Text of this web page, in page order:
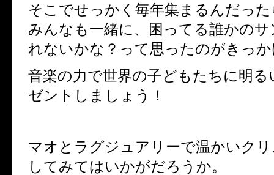
そこでせっかく毎年集まるんだっ
みんなも一緒に、 困ってる誰かの
れないかな？って思ったのがきっ
音楽の力で世界の子どもたちに明る
ゼントしましょう！
マオとラグジュアリーで温かいク
してみてはいかがだろうか。